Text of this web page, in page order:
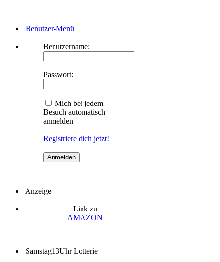
Benutzer-Menü
Benutzername:
Passwort:
Mich bei jedem
Besuch automatisch
anmelden
Registriere dich jetzt!
Anzeige
Link zu
AMAZON
Samstag13Uhr Lotterie